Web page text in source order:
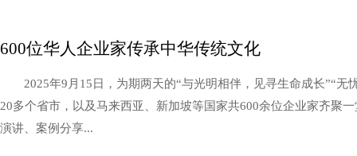
600位华人企业家传承中华传统文化
2025年9月15日，为期两天的“与光明相伴，见寻生命成长”“
20多个省市，以及马来西亚、新加坡等国家共600余位企业家齐聚
演讲、案例分享...